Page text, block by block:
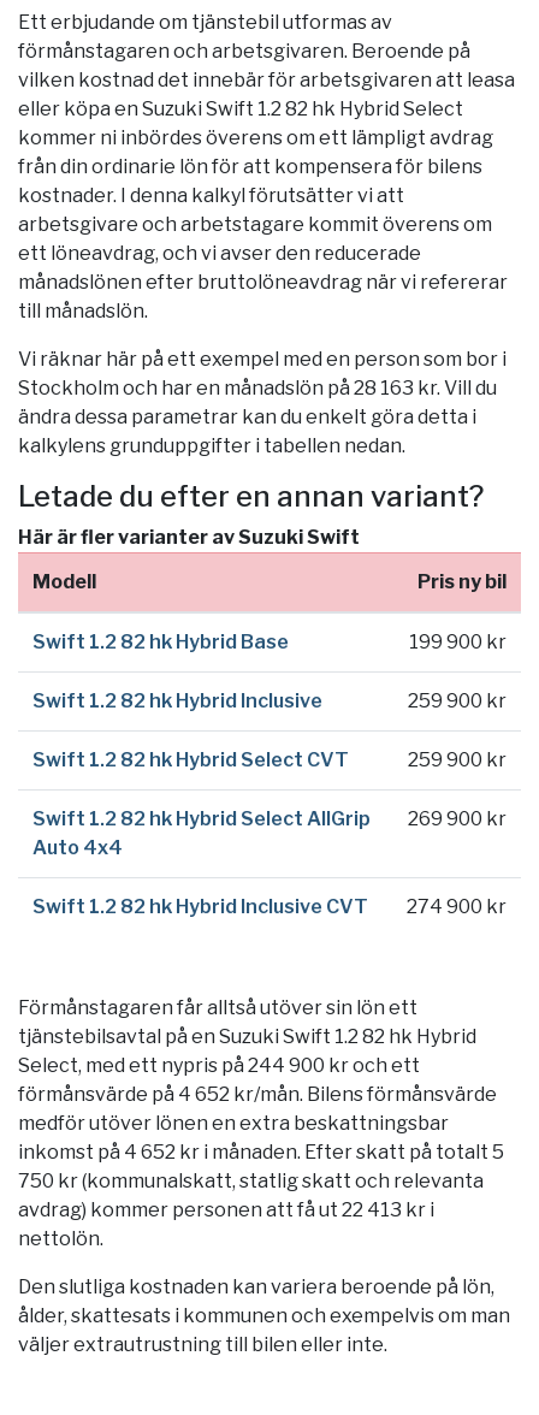
Ett erbjudande om tjänstebil utformas av
förmånstagaren och arbetsgivaren. Beroende på
vilken kostnad det innebär för arbetsgivaren att leasa
eller köpa en Suzuki Swift 1.2 82 hk Hybrid Select
kommer ni inbördes överens om ett lämpligt avdrag
från din ordinarie lön för att kompensera för bilens
kostnader. I denna kalkyl förutsätter vi att
arbetsgivare och arbetstagare kommit överens om
ett löneavdrag, och vi avser den reducerade
månadslönen efter bruttolöneavdrag när vi refererar
till månadslön.
Vi räknar här på ett exempel med en person som bor i
Stockholm och har en månadslön på 28 163 kr. Vill du
ändra dessa parametrar kan du enkelt göra detta i
kalkylens grunduppgifter i tabellen nedan.
Letade du efter en annan variant?
Här är fler varianter av Suzuki Swift
Modell
Pris ny bil
Swift 1.2 82 hk Hybrid Base 199 900 kr
Swift 1.2 82 hk Hybrid Inclusive 259 900 kr
Swift 1.2 82 hk Hybrid Select CVT 259 900 kr
Swift 1.2 82 hk Hybrid Select AllGrip
Auto 4x4
269 900 kr
Swift 1.2 82 hk Hybrid Inclusive CVT 274 900 kr
Förmånstagaren får alltså utöver sin lön ett
tjänstebilsavtal på en Suzuki Swift 1.2 82 hk Hybrid
Select, med ett nypris på 244 900 kr och ett
förmånsvärde på 4 652 kr/mån. Bilens förmånsvärde
medför utöver lönen en extra beskattningsbar
inkomst på 4 652 kr i månaden. Efter skatt på totalt 5
750 kr (kommunalskatt, statlig skatt och relevanta
avdrag) kommer personen att få ut 22 413 kr i
nettolön.
Den slutliga kostnaden kan variera beroende på lön,
ålder, skattesats i kommunen och exempelvis om man
väljer extrautrustning till bilen eller inte.